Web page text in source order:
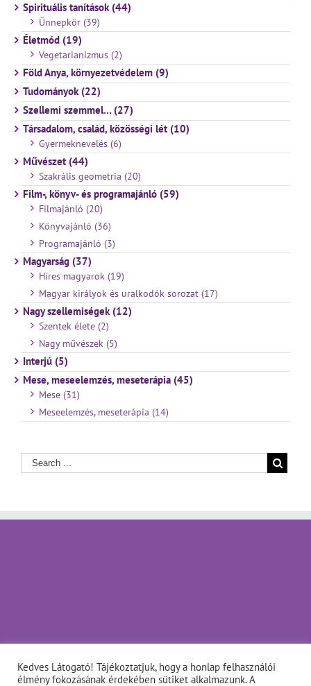
Spirituális tanítások (44)
Ünnepkör (39)
Életmód (19)
Vegetarianizmus (2)
Föld Anya, környezetvédelem (9)
Tudományok (22)
Szellemi szemmel… (27)
Társadalom, család, közösségi lét (10)
Gyermeknevelés (6)
Művészet (44)
Szakrális geometria (20)
Film-, könyv- és programajánló (59)
Filmajánló (20)
Könyvajánló (36)
Programajánló (3)
Magyarság (37)
Híres magyarok (19)
Magyar királyok és uralkodók sorozat (17)
Nagy szellemiségek (12)
Szentek élete (2)
Nagy művészek (5)
Interjú (5)
Mese, meseelemzés, meseterápia (45)
Mese (31)
Meseelemzés, meseterápia (14)
Kedves Látogató! Tájékoztatjuk, hogy a honlap felhasználói
élmény fokozásának érdekében sütiket alkalmazunk. A